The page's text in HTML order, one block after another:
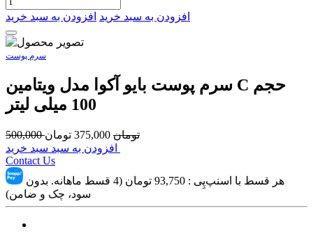
افزودن به سبد خرید افزودن به سبد خرید
سرم پوست
سرم پوست بایو آکوا مدل ویتامین C حجم
100 میلی لیتر
500,000 تومان 375,000 تومان
Contact Us
هر قسط با اسنپ‌پِی : 93,750
تومان (4 قسط ماهانه. بدون
سود، چک و ضامن)